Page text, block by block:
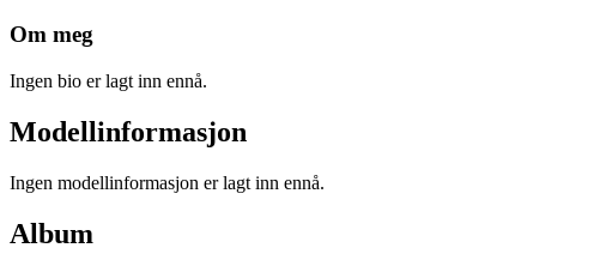
Om meg
Ingen bio er lagt inn ennå.
Modellinformasjon
Ingen modellinformasjon er lagt inn ennå.
Album